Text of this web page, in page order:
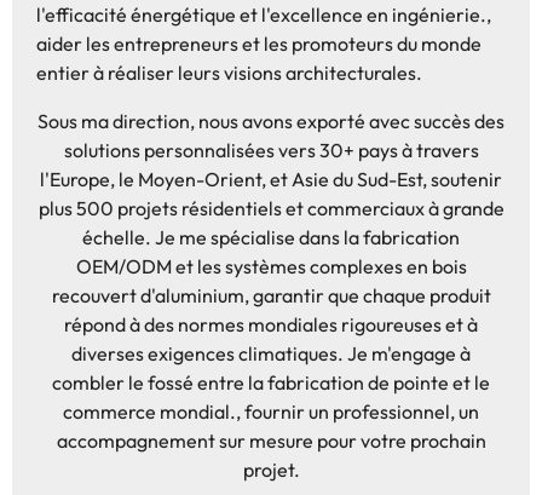
l'efficacité énergétique et l'excellence en ingénierie.,
aider les entrepreneurs et les promoteurs du monde
entier à réaliser leurs visions architecturales.
Sous ma direction, nous avons exporté avec succès des
solutions personnalisées vers 30+ pays à travers
l'Europe, le Moyen-Orient, et Asie du Sud-Est, soutenir
plus 500 projets résidentiels et commerciaux à grande
échelle. Je me spécialise dans la fabrication
OEM/ODM et les systèmes complexes en bois
recouvert d'aluminium, garantir que chaque produit
répond à des normes mondiales rigoureuses et à
diverses exigences climatiques. Je m'engage à
combler le fossé entre la fabrication de pointe et le
commerce mondial., fournir un professionnel, un
accompagnement sur mesure pour votre prochain
projet.